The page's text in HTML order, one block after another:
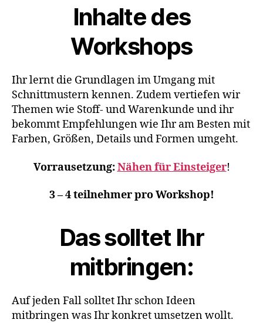
Inhalte des
Workshops
Ihr lernt die Grundlagen im Umgang mit
Schnittmustern kennen. Zudem vertiefen wir
Themen wie Stoff- und Warenkunde und ihr
bekommt Empfehlungen wie Ihr am Besten mit
Farben, Größen, Details und Formen umgeht.
Vorrausetzung:Nähen für Einsteiger!
3 – 4 teilnehmer pro Workshop!
Das solltet Ihr
mitbringen:
Auf jeden Fall solltet Ihr schon Ideen
mitbringen was Ihr konkret umsetzen wollt.